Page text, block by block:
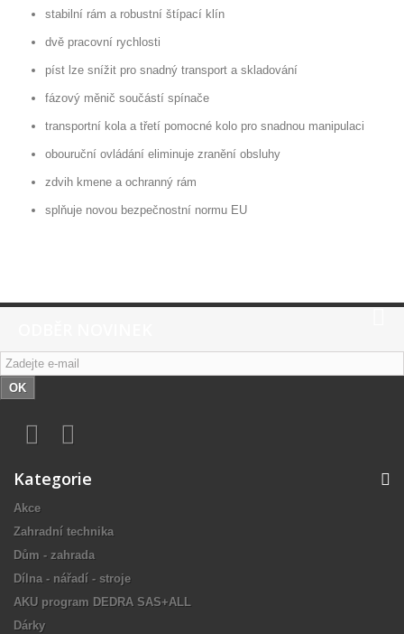
stabilní rám a robustní štípací klín
dvě pracovní rychlosti
píst lze snížit pro snadný transport a skladování
fázový měnič součástí spínače
transportní kola a třetí pomocné kolo pro snadnou manipulaci
obouruční ovládání eliminuje zranění obsluhy
zdvih kmene a ochranný rám
splňuje novou bezpečnostní normu EU
OK
Kategorie
Akce
Zahradní technika
Dům - zahrada
Dílna - nářadí - stroje
AKU program DEDRA SAS+ALL
Dárky